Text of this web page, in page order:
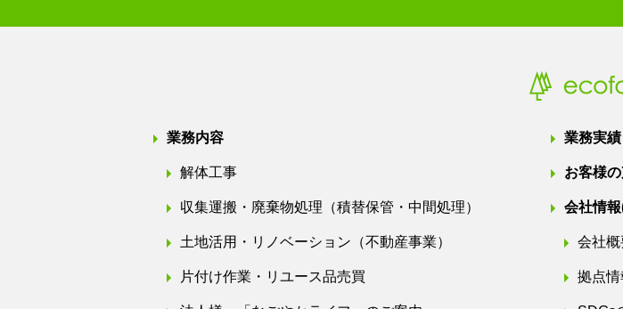
業務内容
解体工事
収集運搬・廃棄物処理（積替保管・中間処理）
土地活用・リノベーション（不動産事業）
片付け作業・リユース品売買
業務実
お客様
会社情報
会社概
拠点情